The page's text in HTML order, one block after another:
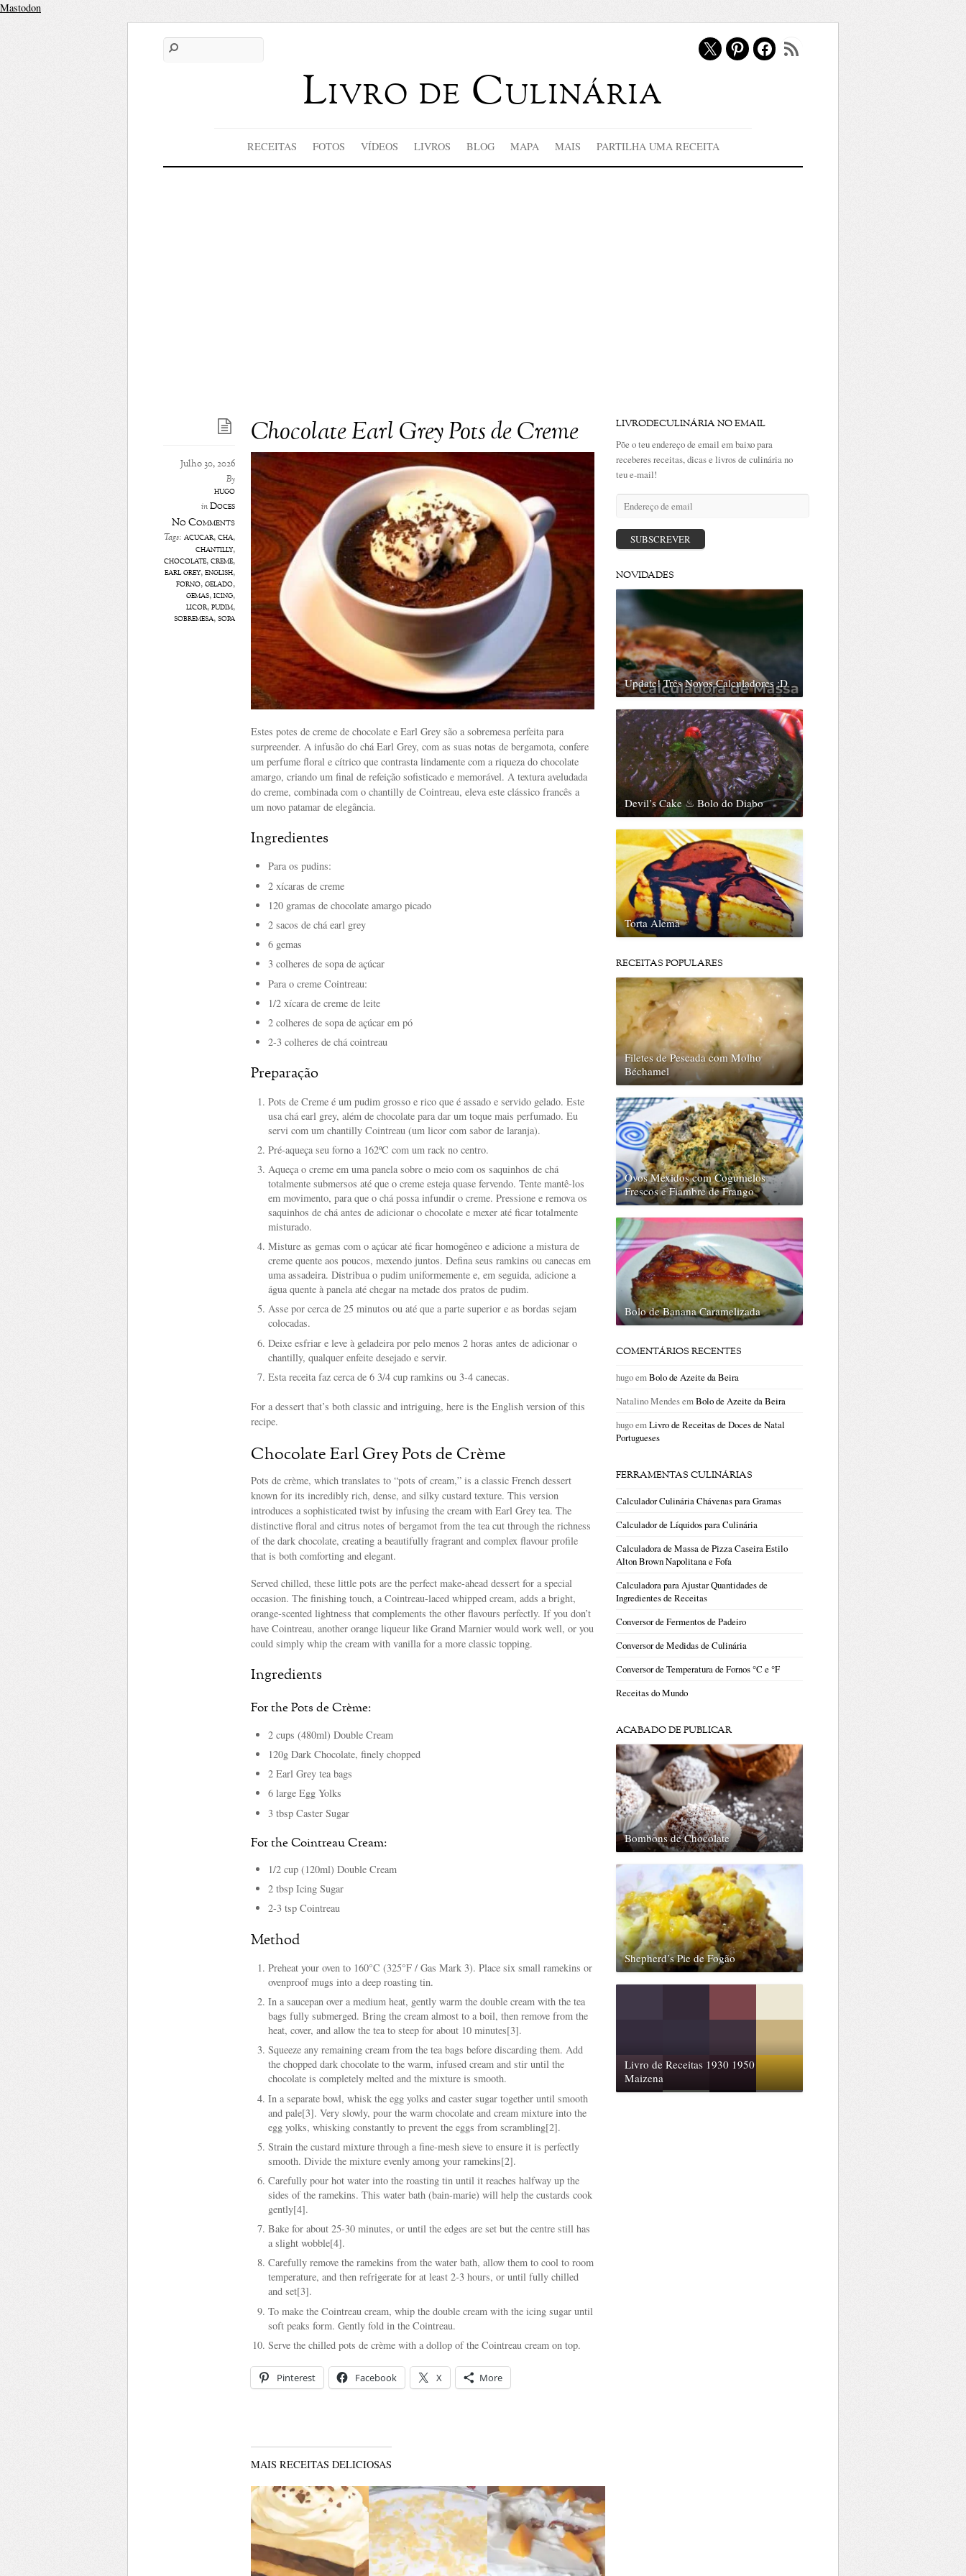
Mastodon
Livro de Culinária
X Pinterest
Facebook
Feed RSS
RECEITAS FOTOS VÍDEOS LIVROS BLOG MAPA MAIS PARTILHA UMA RECEITA
Chocolate Earl Grey Pots de Creme
Julho 30, 2026
By
hugo
inDoces
No Comments
Tags: açúcar,chá,
chantilly,
chocolate,creme,
earl grey,english,
forno,gelado,
gemas,icing,
licor,pudim,
sobremesa,sopa
Estes potes de creme de chocolate e Earl Grey são a sobremesa perfeita para
surpreender. A infusão do chá Earl Grey, com as suas notas de bergamota, confere
um perfume floral e cítrico que contrasta lindamente com a riqueza do chocolate
amargo, criando um final de refeição sofisticado e memorável. A textura aveludada
do creme, combinada com o chantilly de Cointreau, eleva este clássico francês a
um novo patamar de elegância.
Ingredientes
Para os pudins:
2 xícaras de creme
120 gramas de chocolate amargo picado
2 sacos de chá earl grey
6 gemas
3 colheres de sopa de açúcar
Para o creme Cointreau:
1/2 xícara de creme de leite
2 colheres de sopa de açúcar em pó
2-3 colheres de chá cointreau
Preparação
Pots de Creme é um pudim grosso e rico que é assado e servido gelado. Este
usa chá earl grey, além de chocolate para dar um toque mais perfumado. Eu
servi com um chantilly Cointreau (um licor com sabor de laranja).
Pré-aqueça seu forno a 162ºC com um rack no centro.
Aqueça o creme em uma panela sobre o meio com os saquinhos de chá
totalmente submersos até que o creme esteja quase fervendo. Tente mantê-los
em movimento, para que o chá possa infundir o creme. Pressione e remova os
saquinhos de chá antes de adicionar o chocolate e mexer até ficar totalmente
misturado.
Misture as gemas com o açúcar até ficar homogêneo e adicione a mistura de
creme quente aos poucos, mexendo juntos. Defina seus ramkins ou canecas em
uma assadeira. Distribua o pudim uniformemente e, em seguida, adicione a
água quente à panela até chegar na metade dos pratos de pudim.
Asse por cerca de 25 minutos ou até que a parte superior e as bordas sejam
colocadas.
Deixe esfriar e leve à geladeira por pelo menos 2 horas antes de adicionar o
chantilly, qualquer enfeite desejado e servir.
Esta receita faz cerca de 6 3/4 cup ramkins ou 3-4 canecas.
For a dessert that’s both classic and intriguing, here is the English version of this
recipe.
Chocolate Earl Grey Pots de Crème
Pots de crème, which translates to “pots of cream,” is a classic French dessert
known for its incredibly rich, dense, and silky custard texture. This version
introduces a sophisticated twist by infusing the cream with Earl Grey tea. The
distinctive floral and citrus notes of bergamot from the tea cut through the richness
of the dark chocolate, creating a beautifully fragrant and complex flavour profile
that is both comforting and elegant.
Served chilled, these little pots are the perfect make-ahead dessert for a special
occasion. The finishing touch, a Cointreau-laced whipped cream, adds a bright,
orange-scented lightness that complements the other flavours perfectly. If you don’t
have Cointreau, another orange liqueur like Grand Marnier would work well, or you
could simply whip the cream with vanilla for a more classic topping.
Ingredients
For the Pots de Crème:
2 cups (480ml) Double Cream
120g Dark Chocolate, finely chopped
2 Earl Grey tea bags
6 large Egg Yolks
3 tbsp Caster Sugar
For the Cointreau Cream:
1/2 cup (120ml) Double Cream
2 tbsp Icing Sugar
2-3 tsp Cointreau
Method
Preheat your oven to 160°C (325°F / Gas Mark 3). Place six small ramekins or
ovenproof mugs into a deep roasting tin.
In a saucepan over a medium heat, gently warm the double cream with the tea
bags fully submerged. Bring the cream almost to a boil, then remove from the
heat, cover, and allow the tea to steep for about 10 minutes[3].
Squeeze any remaining cream from the tea bags before discarding them. Add
the chopped dark chocolate to the warm, infused cream and stir until the
chocolate is completely melted and the mixture is smooth.
In a separate bowl, whisk the egg yolks and caster sugar together until smooth
and pale[3]. Very slowly, pour the warm chocolate and cream mixture into the
egg yolks, whisking constantly to prevent the eggs from scrambling[2].
Strain the custard mixture through a fine-mesh sieve to ensure it is perfectly
smooth. Divide the mixture evenly among your ramekins[2].
Carefully pour hot water into the roasting tin until it reaches halfway up the
sides of the ramekins. This water bath (bain-marie) will help the custards cook
gently[4].
Bake for about 25-30 minutes, or until the edges are set but the centre still has
a slight wobble[4].
Carefully remove the ramekins from the water bath, allow them to cool to room
temperature, and then refrigerate for at least 2-3 hours, or until fully chilled
and set[3].
To make the Cointreau cream, whip the double cream with the icing sugar until
soft peaks form. Gently fold in the Cointreau.
Serve the chilled pots de crème with a dollop of the Cointreau cream on top.
Pinterest Facebook X More
MAIS RECEITAS DELICIOSAS
LIVRODECULINÁRIA NO EMAIL
Põe o teu endereço de email em baixo para
receberes receitas, dicas e livros de culinária no
teu e-mail!
email
SUBSCREVER
NOVIDADES
Update! Três Novos Calculadores ;D
Devil’s Cake ♨ Bolo do Diabo
Torta Alemã
RECEITAS POPULARES
Filetes de Pescada com Molho
Béchamel
Ovos Mexidos com Cogumelos
Frescos e Fiambre de Frango
Bolo de Banana Caramelizada
COMENTÁRIOS RECENTES
hugoemBolo de Azeite da Beira
Natalino MendesemBolo de Azeite da Beira
hugoemLivro de Receitas de Doces de Natal
Portugueses
FERRAMENTAS CULINÁRIAS
Calculador Culinária Chávenas para Gramas
Calculador de Líquidos para Culinária
Calculadora de Massa de Pizza Caseira Estilo
Alton Brown Napolitana e Fofa
Calculadora para Ajustar Quantidades de
Ingredientes de Receitas
Conversor de Fermentos de Padeiro
Conversor de Medidas de Culinária
Conversor de Temperatura de Fornos °C e °F
Receitas do Mundo
ACABADO DE PUBLICAR
Bombons de Chocolate
Shepherd’s Pie de Fogão
Livro de Receitas 1930 1950
Maizena